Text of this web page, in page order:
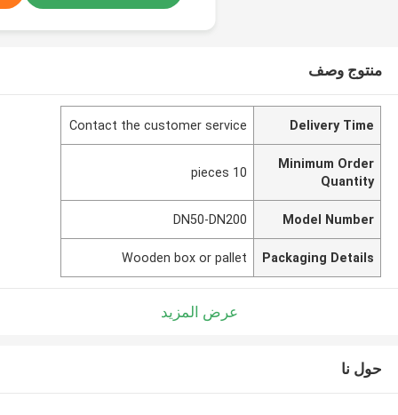
منتوج وصف
Delivery Time
Contact the customer service
Minimum Order
Quantity
10 pieces
Model Number
DN50-DN200
Packaging Details
Wooden box or pallet
عرض المزيد
حول نا